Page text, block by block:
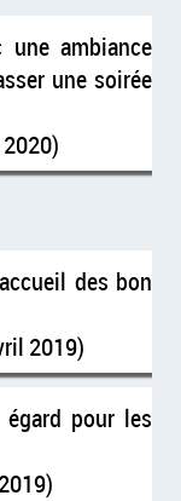
une ambiance
une soirée
des bon
2019)
pour les